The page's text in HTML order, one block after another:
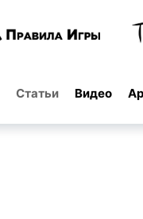
Статьи Видео